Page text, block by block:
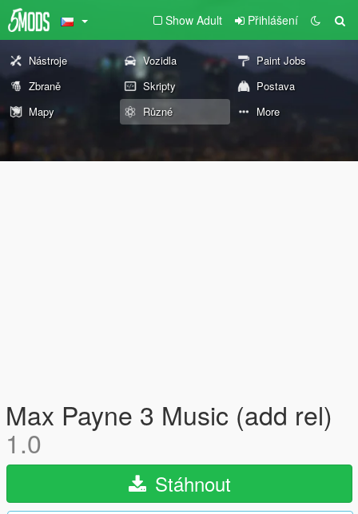
Show Adult Přihlášení
Nástroje Vozidla
Paint Jobs
Zbraně
Skripty
Postava
Mapy
Různé More
Max Payne 3 Music (add rel)
1.0
Stáhnout